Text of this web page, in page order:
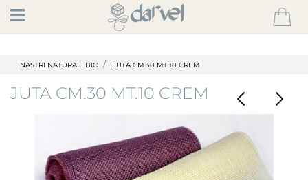
Open
NASTRI NATURALI BIO JUTA CM.30 MT.10 CREM
JUTA CM.30 MT.10 CREM